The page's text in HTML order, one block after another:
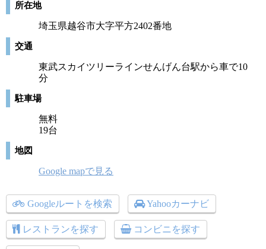
所在地
埼玉県越谷市大字平方2402番地
交通
東武スカイツリーラインせんげん台駅から車で10
分
駐車場
無料
19台
地図
Google mapで見る
Googleルートを検索 Yahooカーナビ
レストランを探す コンビニを探す